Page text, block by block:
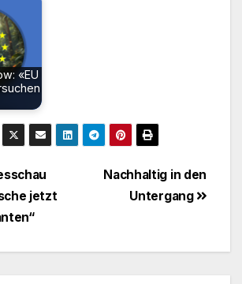
«EU
Nachhaltig in den
Untergang
jetzt